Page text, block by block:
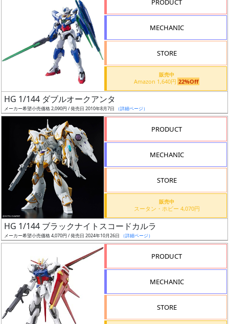
価
定
予
MECHANIC
STORE
販売中
Amazon 1,640円 22%Off
HG 1/144 ダブルオークアンタ
メーカー希望小売価格 2,090円 / 発売日 2010年8月7日 （詳細ページ）
PRODUCT
MECHANIC
STORE
販売中
スータン・ホビー 4,070円
HG 1/144 ブラックナイトスコードカルラ
メーカー希望小売価格 4,070円 / 発売日 2024年10月26日 （詳細ページ）
PRODUCT
MECHANIC
STORE